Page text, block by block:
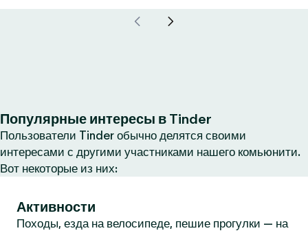
Популярные интересы в Tinder
Пользователи Tinder обычно делятся своими
интересами с другими участниками нашего комьюнити.
Вот некоторые из них:
Активности
Походы, езда на велосипеде, пешие прогулки — на